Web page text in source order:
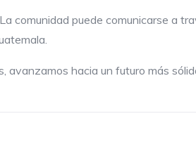
comunidad puede comunicarse a
avanzamos hacia un futuro más